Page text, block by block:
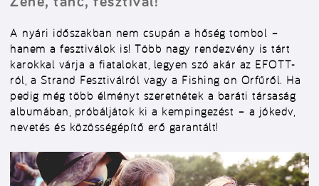
A nyári időszakban nem csupán a hőség tombol –
hanem a fesztiválok is! Több nagy rendezvény is tárt
karokkal várja a fiatalokat, legyen szó akár az EFOTT-
ról, a Strand Fesztiválról vagy a Fishing on Orfűről. Ha
pedig még több élményt szeretnétek a baráti társaság
albumában, próbáljátok ki a kempingezést – a jókedv,
nevetés és közösségépítő erő garantált!